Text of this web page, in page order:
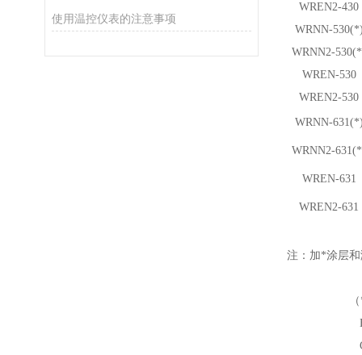
使用温控仪表的注意事项
WREN2-430
WRNN-
WRNN2-
WREN-530
WREN2-530
WRNN-
WRNN2-
WREN-631
WREN2-631
注：加*涂层